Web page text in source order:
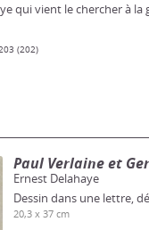
qui vient le chercher à
(202)
Paul Verlaine et
Ernest Delahaye
Dessin dans une lettre,
20,3 x 37 cm